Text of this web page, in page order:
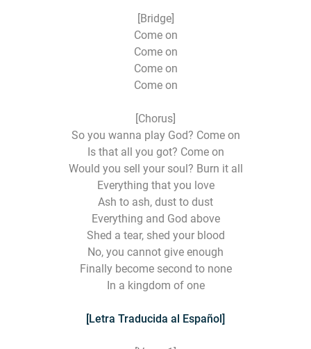
[Bridge]
Come on
Come on
Come on
Come on
[Chorus]
So you wanna play God? Come on
Is that all you got? Come on
Would you sell your soul? Burn it all
Everything that you love
Ash to ash, dust to dust
Everything and God above
Shed a tear, shed your blood
No, you cannot give enough
Finally become second to none
In a kingdom of one
[Letra Traducida al Español]